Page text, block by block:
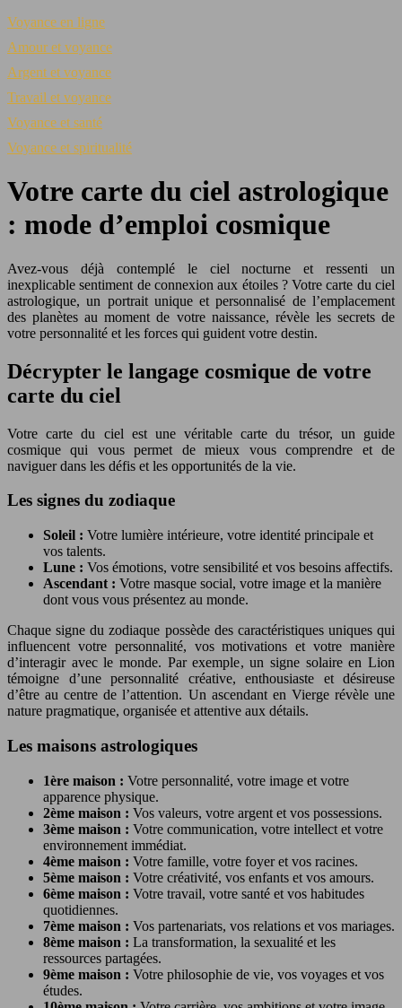
Voyance en ligne
Amour et voyance
Argent et voyance
Travail et voyance
Voyance et santé
Voyance et spiritualité
Votre carte du ciel astrologique
: mode d’emploi cosmique
Avez-vous déjà contemplé le ciel nocturne et ressenti un
inexplicable sentiment de connexion aux étoiles ? Votre carte du ciel
astrologique, un portrait unique et personnalisé de l’emplacement
des planètes au moment de votre naissance, révèle les secrets de
votre personnalité et les forces qui guident votre destin.
Décrypter le langage cosmique de votre
carte du ciel
Votre carte du ciel est une véritable carte du trésor, un guide
cosmique qui vous permet de mieux vous comprendre et de
naviguer dans les défis et les opportunités de la vie.
Les signes du zodiaque
Soleil : Votre lumière intérieure, votre identité principale et
vos talents.
Lune : Vos émotions, votre sensibilité et vos besoins affectifs.
Ascendant : Votre masque social, votre image et la manière
dont vous vous présentez au monde.
Chaque signe du zodiaque possède des caractéristiques uniques qui
influencent votre personnalité, vos motivations et votre manière
d’interagir avec le monde. Par exemple, un signe solaire en Lion
témoigne d’une personnalité créative, enthousiaste et désireuse
d’être au centre de l’attention. Un ascendant en Vierge révèle une
nature pragmatique, organisée et attentive aux détails.
Les maisons astrologiques
1ère maison : Votre personnalité, votre image et votre
apparence physique.
2ème maison : Vos valeurs, votre argent et vos possessions.
3ème maison : Votre communication, votre intellect et votre
environnement immédiat.
4ème maison : Votre famille, votre foyer et vos racines.
5ème maison : Votre créativité, vos enfants et vos amours.
6ème maison : Votre travail, votre santé et vos habitudes
quotidiennes.
7ème maison : Vos partenariats, vos relations et vos mariages.
8ème maison : La transformation, la sexualité et les
ressources partagées.
9ème maison : Votre philosophie de vie, vos voyages et vos
études.